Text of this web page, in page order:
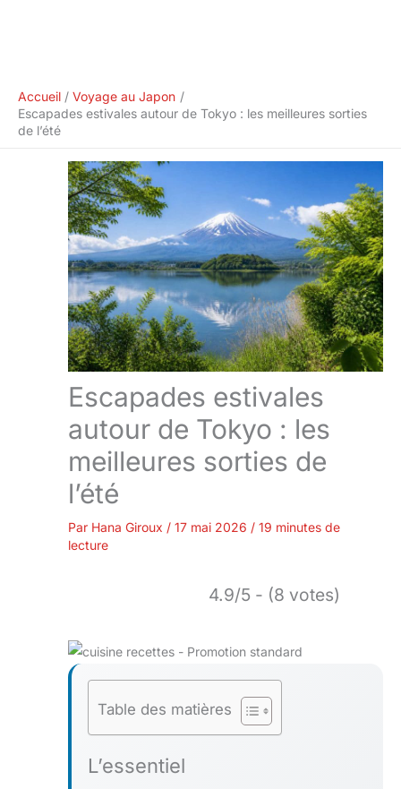
Accueil
Voyage au Japon
Escapades estivales autour de Tokyo : les meilleures sorties
de l’été
Escapades estivales
autour de Tokyo : les
meilleures sorties de
l’été
Par Hana Giroux / 17 mai 2026 / 19 minutes de
lecture
4.9/5 - (8 votes)
Table des matières
L’essentiel